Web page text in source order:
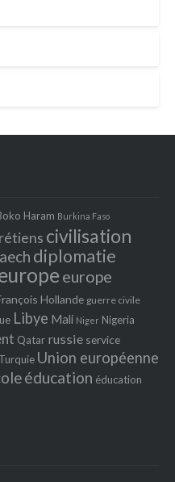
Haram Burkina Faso
civilisation
diplomatie
europe
Hollande guerre civile
Libye Mali Niger Nigeria
Qatar russie service
Turquie Union européenne
éducation éducation